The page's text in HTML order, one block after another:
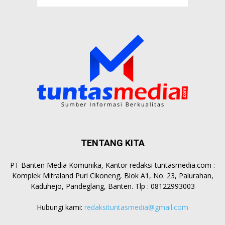
TENTANG KITA
PT Banten Media Komunika, Kantor redaksi tuntasmedia.com :
Komplek Mitraland Puri Cikoneng, Blok A1, No. 23, Palurahan,
Kaduhejo, Pandeglang, Banten. Tlp : 08122993003
Hubungi kami: redaksituntasmedia@gmail.com